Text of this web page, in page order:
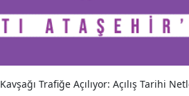
Trafiğe Açılıyor: Açılış Tarihi